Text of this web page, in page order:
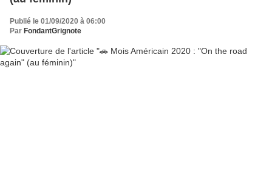
Publié le 01/09/2020 à 06:00
Par FondantGrignote